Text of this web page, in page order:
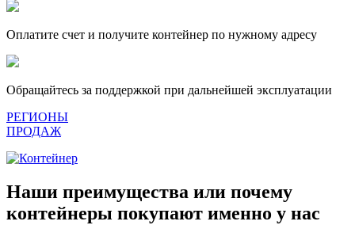
Оплатите счет и получите контейнер по нужному адресу
Обращайтесь за поддержкой при дальнейшей эксплуатации
РЕГИОНЫ
ПРОДАЖ
Наши преимущества или почему
контейнеры покупают именно у нас